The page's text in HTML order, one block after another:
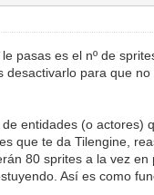
pasas es el nº de
desactivarlo para que
entidades (o actores)
que te da Tilengine,
80 sprites a la vez
Así es como